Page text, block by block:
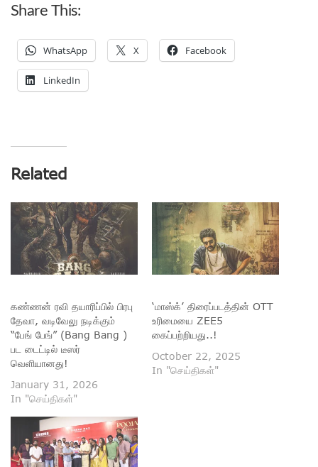
Share This:
WhatsApp X Facebook
LinkedIn
Related
கண்ணன் ரவி தயாரிப்பில் பிரபு
தேவா, வடிவேலு நடிக்கும்
“பேங் பேங்” (Bang Bang )
பட டைட்டில் டீஸர்
வெளியானது!
January 31, 2026
In "செய்திகள்"
‘மாஸ்க்’ திரைப்படத்தின் OTT
உரிமையை ZEE5
கைப்பற்றியது..!
October 22, 2025
In "செய்திகள்"